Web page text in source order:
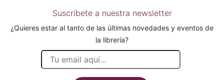
Suscríbete a nuestra newsletter
¿Quieres estar al tanto de las últimas novedades y eventos de
la librería?